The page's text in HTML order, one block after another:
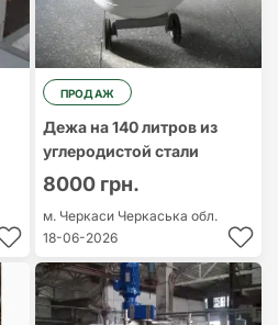
ПРОДАЖ
Дежа на 140 литров из
углеродистой стали
8000 грн.
м. Черкаси Черкаська обл.
18-06-2026